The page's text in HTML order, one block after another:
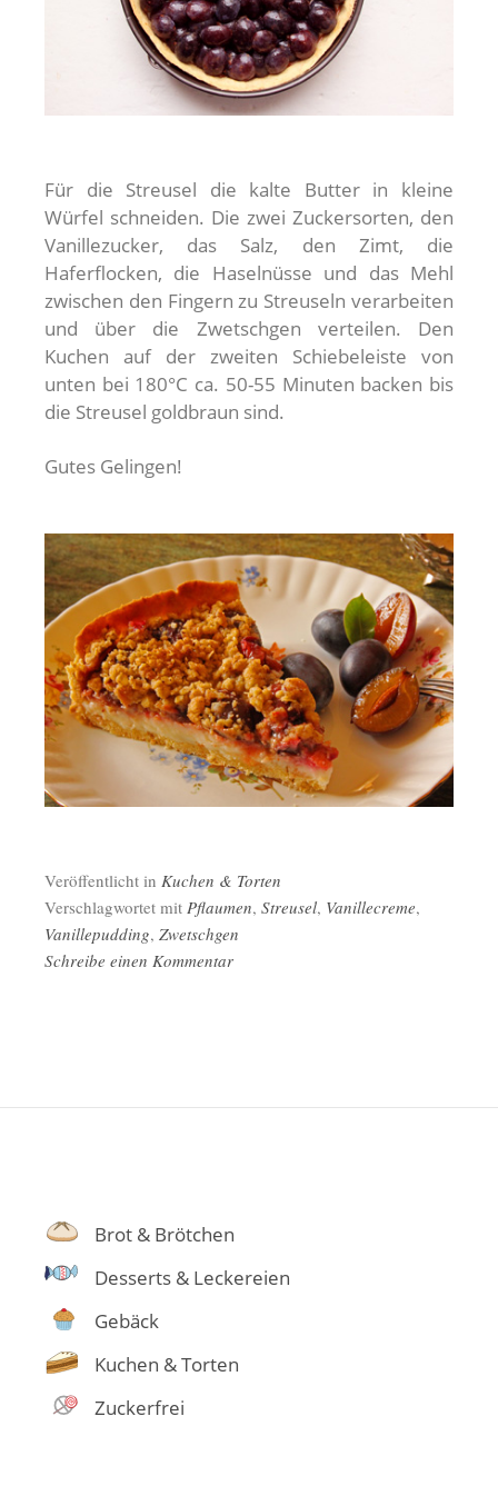
Für die Streusel die kalte Butter in kleine
Würfel schneiden. Die zwei Zuckersorten, den
Vanillezucker, das Salz, den Zimt, die
Haferflocken, die Haselnüsse und das Mehl
zwischen den Fingern zu Streuseln verarbeiten
und über die Zwetschgen verteilen. Den
Kuchen auf der zweiten Schiebeleiste von
unten bei 180°C ca. 50-55 Minuten backen bis
die Streusel goldbraun sind.
Gutes Gelingen!
Veröffentlicht in Kuchen & Torten
Verschlagwortet mit Pflaumen, Streusel, Vanillecreme,
Vanillepudding, Zwetschgen
Schreibe einen Kommentar
Brot & Brötchen
Desserts & Leckereien
Gebäck
Kuchen & Torten
Zuckerfrei